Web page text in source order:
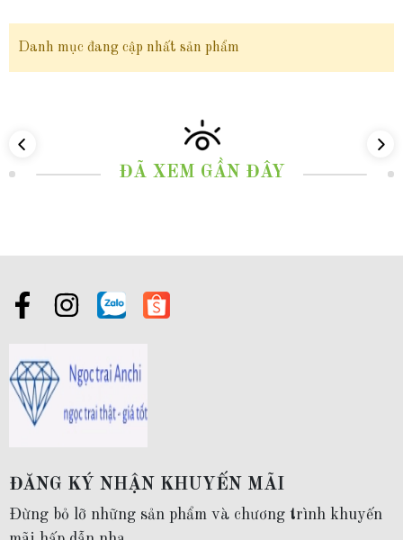
trang sức lại nói lên nhiều điều hơn cả ngôn từ.
chuyền vàng nữ mặt trái tim chữ LOVE
từvàng tây 10k nhập khẩu 100%, khắc họa trái tim
yêu thương và chữ "LOVE" đầy tinh tế. Sự kết hợp
hoàn hảo giữavẻ đẹp nữ tính, trẻ trung
tặng cho những cô gái từ
người không chỉ yêu thời trang mà còn khao khát
Dây chuyền vàng nữ mặt trái tim
trang sức cao cấp được nhập khẩu trực tiếp từ Hàn
Danh mục đang cập nhất sản phẩm
ĐÃ XEM GẦN ĐÂY
ĐĂNG KÝ NHẬN KHUYẾN MÃI
Đừng bỏ lỡ những sản phẩm và chương trình khuyến